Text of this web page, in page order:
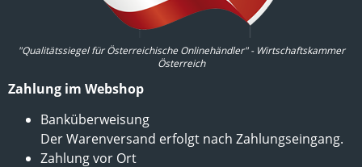
"Qualitätssiegel für Österreichische Onlinehändler" - Wirtschaftskammer
Österreich
Zahlung im Webshop
Banküberweisung
Der Warenversand erfolgt nach Zahlungseingang.
Zahlung vor Ort